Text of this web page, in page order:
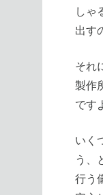
しゃ
出す
それ
製作
です
いく
う、
行う